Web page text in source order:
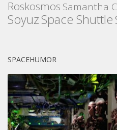
Roskosmos Samantha
SoyuzSpace Shuttle
SPACEHUMOR